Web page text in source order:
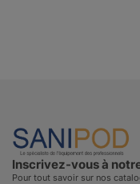
Inscrivez-vous à
Pour tout savoir sur nos